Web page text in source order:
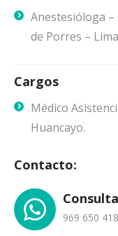
Anestesióloga
de Porres –
Cargos
Médico
Huancayo.
Contacto:
969 650 418